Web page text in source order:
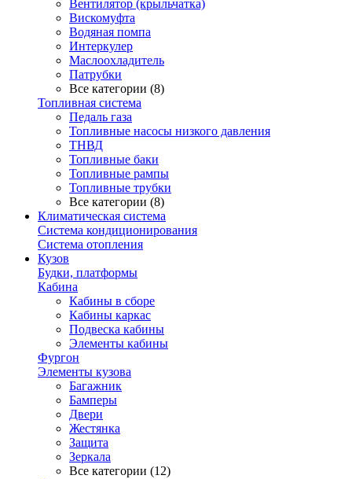
Вентилятор (крыльчатка)
Вискомуфта
Водяная помпа
Интеркулер
Маслоохладитель
Патрубки
Все категории (8)
Топливная система
Педаль газа
Топливные насосы низкого давления
ТНВД
Топливные баки
Топливные рампы
Топливные трубки
Все категории (8)
Климатическая система
Система кондиционирования
Система отопления
Кузов
Будки, платформы
Кабина
Кабины в сборе
Кабины каркас
Подвеска кабины
Элементы кабины
Фургон
Элементы кузова
Багажник
Бамперы
Двери
Жестянка
Защита
Зеркала
Все категории (12)